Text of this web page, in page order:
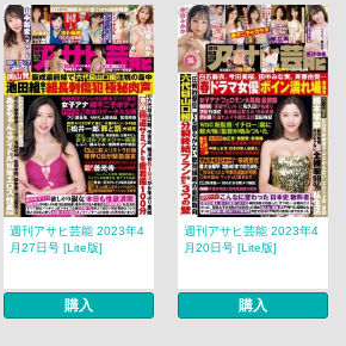
週刊アサヒ芸能 2023年4
月27日号 [Lite版]
購入
週刊アサヒ芸能 2023年4
月20日号 [Lite版]
購入